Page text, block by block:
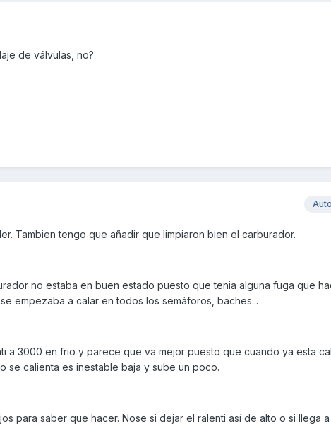
de válvulas, no?
Tambien tengo que añadir que limpiaron bien el carburador.
no estaba en buen estado puesto que tenia alguna fuga que
empezaba a calar en todos los semáforos, baches...
a 3000 en frio y parece que va mejor puesto que cuando ya esta
se calienta es inestable baja y sube un poco.
para saber que hacer. Nose si dejar el ralenti así de alto o si llega